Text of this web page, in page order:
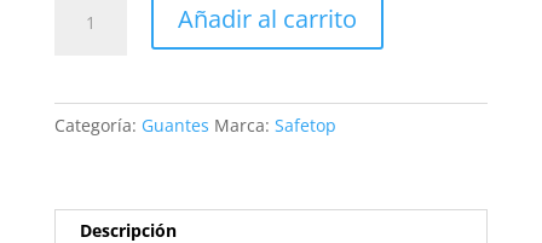
Añadir al carrito
Categoría: Guantes Marca: Safetop
Descripción